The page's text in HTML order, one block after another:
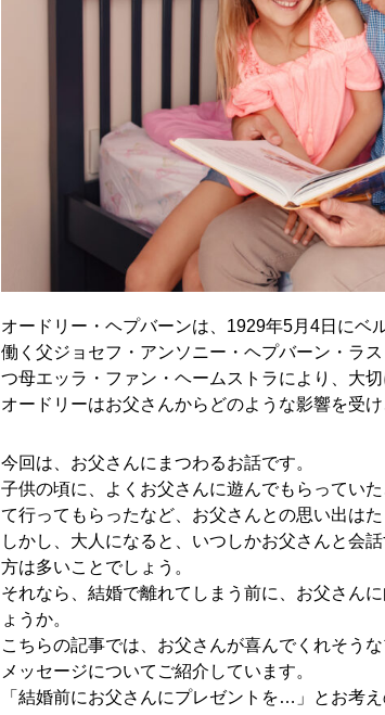
オードリー・ヘプバーンは、1929年5月4日にベ
働く父ジョセフ・アンソニー・ヘプバーン・ラ
つ母エッラ・ファン・ヘームストラにより、大
オードリーはお父さんからどのような影響を受
今回は、お父さんにまつわるお話です。
子供の頃に、よくお父さんに遊んでもらってい
て行ってもらったなど、お父さんとの思い出は
しかし、大人になると、いつしかお父さんと会
方は多いことでしょう。
それなら、結婚で離れてしまう前に、お父さん
ょうか。
こちらの記事では、お父さんが喜んでくれそう
メッセージについてご紹介しています。
「結婚前にお父さんにプレゼントを…」とお考